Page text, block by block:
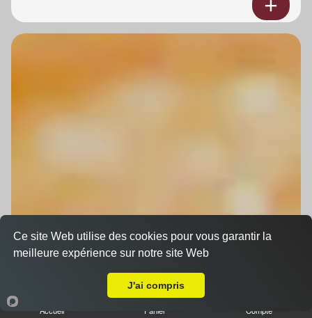
Accueil Panier Compte
Ce site Web utilise des cookies pour vous garantir la
meilleure expérience sur notre site Web
J'ai compris